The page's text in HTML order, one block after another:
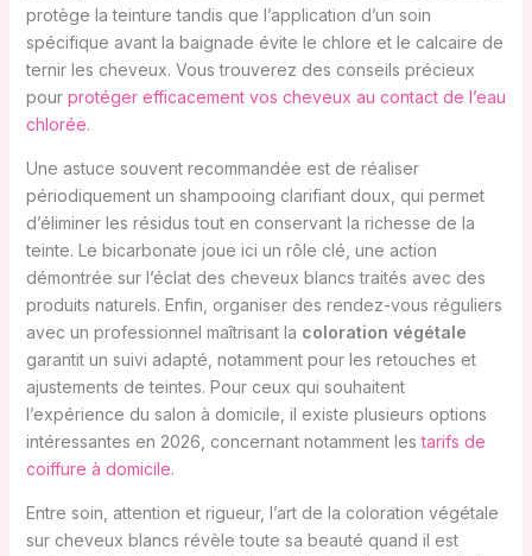
protège la teinture tandis que l’application d’un soin
spécifique avant la baignade évite le chlore et le calcaire de
ternir les cheveux. Vous trouverez des conseils précieux
pour protéger efficacement vos cheveux au contact de l’eau
chlorée.
Une astuce souvent recommandée est de réaliser
périodiquement un shampooing clarifiant doux, qui permet
d’éliminer les résidus tout en conservant la richesse de la
teinte. Le bicarbonate joue ici un rôle clé, une action
démontrée sur l’éclat des cheveux blancs traités avec des
produits naturels. Enfin, organiser des rendez-vous réguliers
avec un professionnel maîtrisant la coloration végétale
garantit un suivi adapté, notamment pour les retouches et
ajustements de teintes. Pour ceux qui souhaitent
l’expérience du salon à domicile, il existe plusieurs options
intéressantes en 2026, concernant notamment lestarifs de
coiffure à domicile.
Entre soin, attention et rigueur, l’art de la coloration végétale
sur cheveux blancs révèle toute sa beauté quand il est